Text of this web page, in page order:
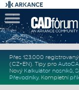
Přes 123.000
(CZ+EN). Tipy pro
Nový Kalkulátor nosníků,
Převodníky. Kompletní